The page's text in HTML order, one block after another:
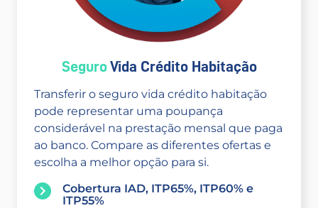
SeguroVida Crédito Habitação
Transferir o seguro vida crédito habitação
pode representar uma poupança
considerável na prestação mensal que paga
ao banco. Compare as diferentes ofertas e
escolha a melhor opção para si.
Cobertura IAD, ITP65%, ITP60% e
ITP55%